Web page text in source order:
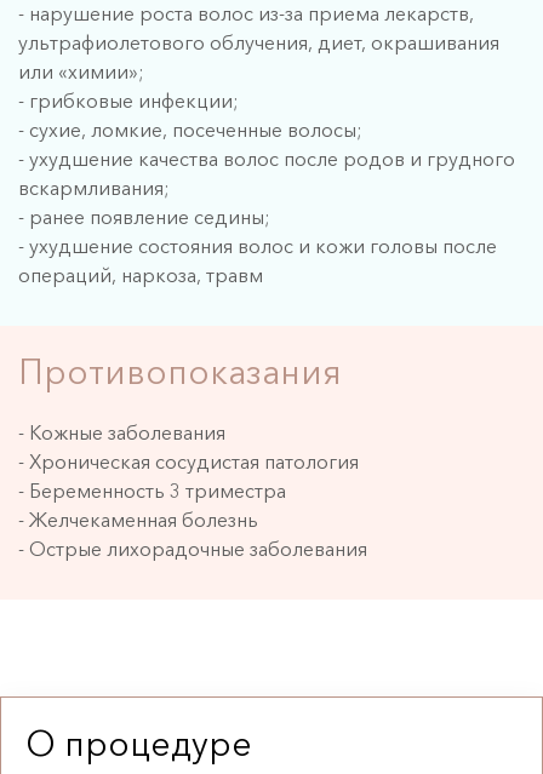
Врачи
Статьи
Поиск
Юридическая информация
- нарушение роста волос из-за приема лекарств,
ультрафиолетового облучения, диет, окрашивания
или «химии»;
- грибковые инфекции;
- сухие, ломкие, посеченные волосы;
- ухудшение качества волос после родов и грудного
вскармливания;
- ранее появление седины;
- ухудшение состояния волос и кожи головы после
операций, наркоза, травм
Противопоказания
- Кожные заболевания
- Хроническая сосудистая патология
- Беременность 3 триместра
- Желчекаменная болезнь
- Острые лихорадочные заболевания
О процедуре